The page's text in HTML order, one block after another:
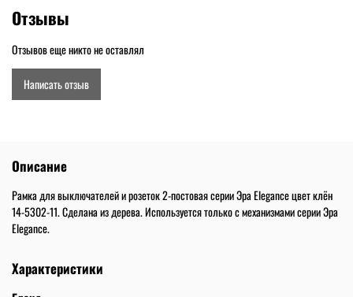
Отзывы
Отзывов еще никто не оставлял
Написать отзыв
Описание
Рамка для выключателей и розеток 2-постовая серии Эра Elegance цвет клён
14-5302-11. Сделана из дерева. Используется только с механизмами серии Эра
Elegance.
Характеристики